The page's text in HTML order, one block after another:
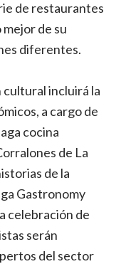
de restaurantes
de su
diferentes.
cultural incluirá la
a cargo de
cocina
de La
de la
Gastronomy
celebración de
serán
del sector